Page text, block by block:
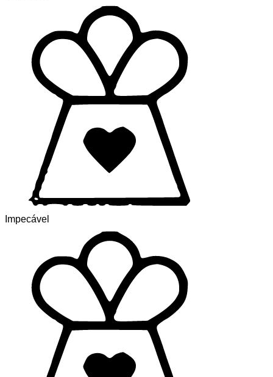
Impecável